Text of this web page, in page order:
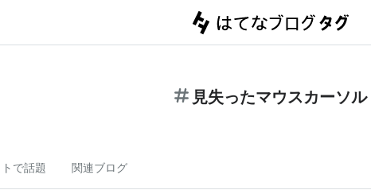
見失ったマウスカーソル
で話題 関連ブログ